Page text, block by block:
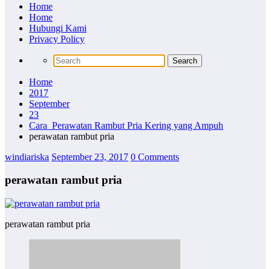
Home
Home
Hubungi Kami
Privacy Policy
Home
2017
September
23
Cara Perawatan Rambut Pria Kering yang Ampuh
perawatan rambut pria
windiariska September 23, 2017 0 Comments
perawatan rambut pria
perawatan rambut pria